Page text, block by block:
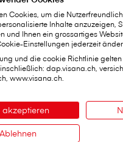
Sie da
Cookies, um die
Inhalte anzuzeigen,
und Ihnen ein grossartiges
Einstellungen jederzeit
und die cookie Richtlinie
dap.visana.ch,
www.visana.ch.
akzeptieren
Ablehnen